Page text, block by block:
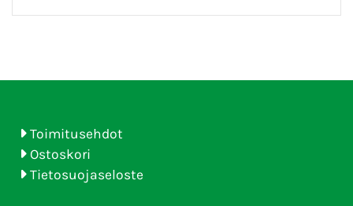
Toimitusehdot
Ostoskori
Tietosuojaseloste